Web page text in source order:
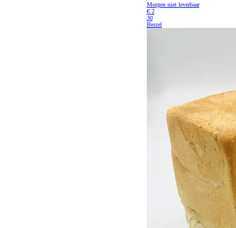
Morgen niet leverbaar
€ 2
30
Bestel